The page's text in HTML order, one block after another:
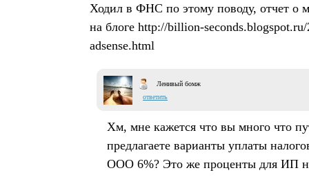
Ходил в ФНС по этому поводу, отчет о
на блоге http://billion-
adsense.html
Ленивый бомж
ответить
Хм, мне кажется что вы много что
предлагаете варианты уплаты
ООО 6%? Это же проценты для ИП